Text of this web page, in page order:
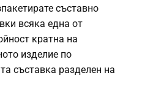
съставно
всяка една от
кратна на
изделие по
съставка разделен на